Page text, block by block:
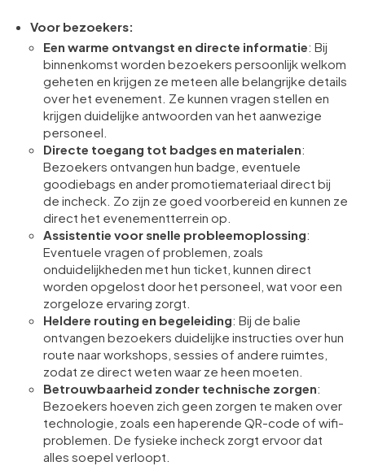
Voor bezoekers:
Een warme ontvangst en directe informatie: Bij
binnenkomst worden bezoekers persoonlijk welkom
geheten en krijgen ze meteen alle belangrijke details
over het evenement. Ze kunnen vragen stellen en
krijgen duidelijke antwoorden van het aanwezige
personeel.
Directe toegang tot badges en materialen:
Bezoekers ontvangen hun badge, eventuele
goodiebags en ander promotiemateriaal direct bij
de incheck. Zo zijn ze goed voorbereid en kunnen ze
direct het evenementterrein op.
Assistentie voor snelle probleemoplossing:
Eventuele vragen of problemen, zoals
onduidelijkheden met hun ticket, kunnen direct
worden opgelost door het personeel, wat voor een
zorgeloze ervaring zorgt.
Heldere routing en begeleiding: Bij de balie
ontvangen bezoekers duidelijke instructies over hun
route naar workshops, sessies of andere ruimtes,
zodat ze direct weten waar ze heen moeten.
Betrouwbaarheid zonder technische zorgen:
Bezoekers hoeven zich geen zorgen te maken over
technologie, zoals een haperende QR-code of wifi-
problemen. De fysieke incheck zorgt ervoor dat
alles soepel verloopt.